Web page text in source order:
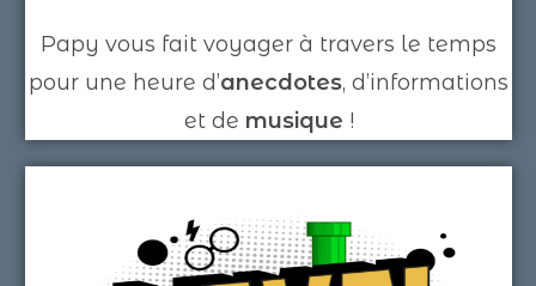
Papy vous fait voyager à travers le temps
pour une heure d’anecdotes, d’informations
et de musique !